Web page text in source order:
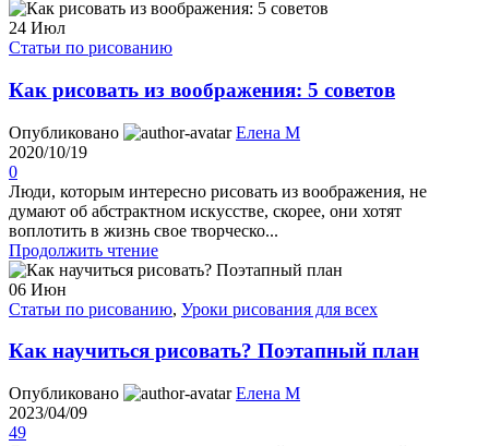
24 Июл
Статьи по рисованию
Как рисовать из воображения: 5 советов
Опубликовано
Елена М
2020/10/19
0
Люди, которым интересно рисовать из воображения, не
думают об абстрактном искусстве, скорее, они хотят
воплотить в жизнь свое творческо...
Продолжить чтение
06 Июн
Статьи по рисованию, Уроки рисования для всех
Как научиться рисовать? Поэтапный план
Опубликовано
Елена М
2023/04/09
49